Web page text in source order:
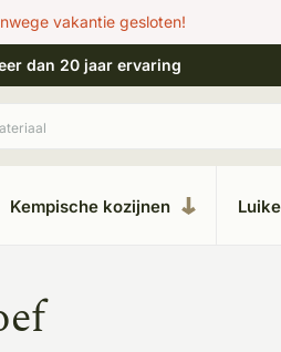
vakantie gesloten!
dan 20 jaar ervaring
Kempische kozijnen